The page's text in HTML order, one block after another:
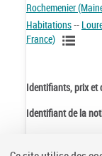
Rochemenier
Habitations--
France)
Identifiants, prix et
Identifiant de la